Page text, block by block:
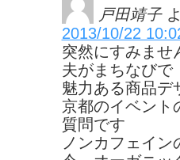
戸田靖子
2013/10/22
突然にすみませ
夫がまちなびで
魅力ある商品
京都のイベント
質問です
ノンカフェイ